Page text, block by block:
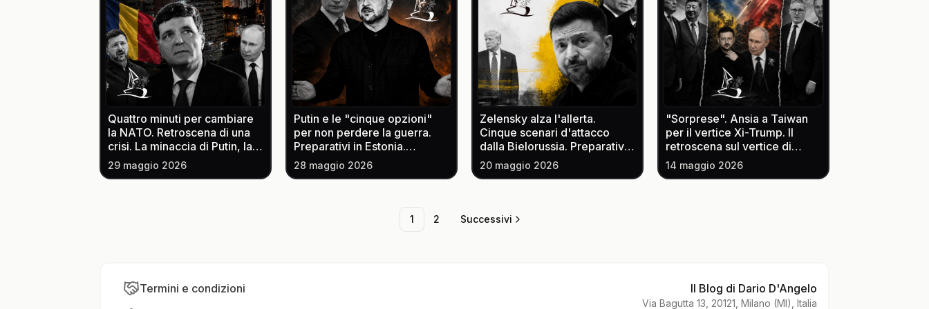
enorme per un singolo imprenditore,
per mascherine che non erano
corrispondenti alle caratteristiche
anticipate".
Quattro minuti per cambiare
la NATO. Retroscena di una
crisi. La minaccia di Putin, la
provocazione di Lukashenko,
l'avvertimento di Zelensky
29 maggio 2026
Putin e le "cinque opzioni"
per non perdere la guerra.
Preparativi in Estonia.
L'Unione Europea e la
previsione di uno "shock
28 maggio 2026
Zelensky alza l'allerta.
Cinque scenari d'attacco
dalla Bielorussia. Preparativi
di mobilitazione russa.
L'Europa nel mirino dell'Iran e
20 maggio 2026
"Sorprese". Ansia a Taiwan
per il vertice Xi-Trump. Il
retroscena sul vertice di
Pechino. La tregua-trappola
di Putin e il buco nella difesa
14 maggio 2026
1 2 Successivi
Termini e condizioni Il Blog di Dario D'Angelo
Via Bagutta 13, 20121, Milano (MI), Italia